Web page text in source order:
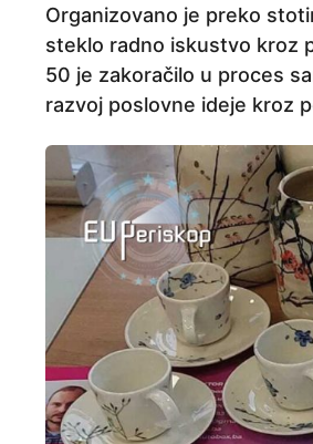
Organizovano je preko
steklo radno iskustvo kroz
50 je zakoračilo u proces
razvoj poslovne ideje kroz